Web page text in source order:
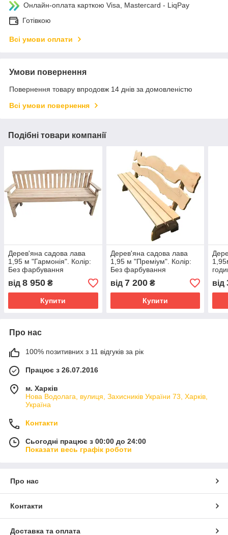
Онлайн-оплата карткою Visa, Mastercard - LiqPay
Готівкою
Всі умови оплати
Умови повернення
Повернення товару впродовж 14 днів за домовленістю
Всі умови повернення
Подібні товари компанії
Дерев'яна садова лава
1,95 м "Гармонія". Колір:
Без фарбування
від 8 950 ₴
Купити
Дерев'яна садова лава
1,95 м "Преміум". Колір:
Без фарбування
від 7 200₴
Купити
від
Про нас
100% позитивних з 11 відгуків за рік
Працює з 26.07.2016
м. Харків
Нова Водолага, вулиця, Захисників України 73, Харків,
Україна
Контакти
Сьогодні працює з 00:00 до 24:00
Показати весь графік роботи
Про нас
Контакти
Доставка та оплата